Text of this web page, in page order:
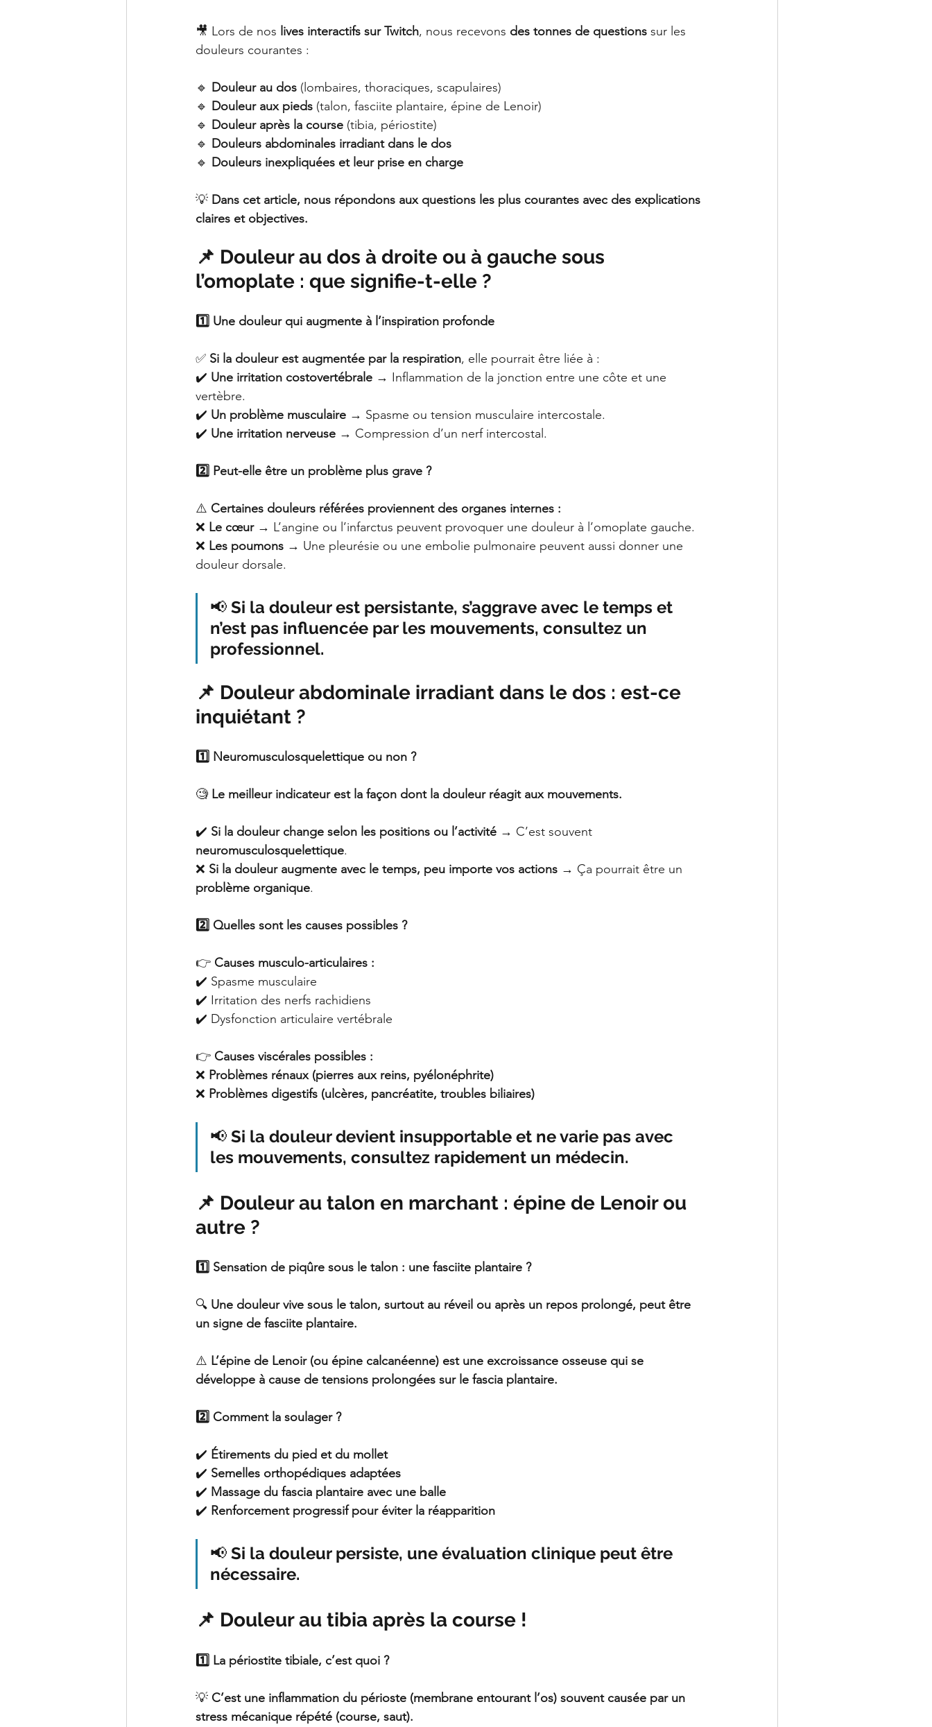
🎥 Lors de nos lives interactifs sur Twitch, nous recevons des tonnes de questions sur les
douleurs courantes :
🔹 Douleur au dos (lombaires, thoraciques, scapulaires)
🔹 Douleur aux pieds (talon, fasciite plantaire, épine de Lenoir)
🔹 Douleur après la course (tibia, périostite)
🔹 Douleurs abdominales irradiant dans le dos
🔹 Douleurs inexpliquées et leur prise en charge
💡 Dans cet article, nous répondons aux questions les plus courantes avec des explications
claires et objectives.
📌 Douleur au dos à droite ou à gauche sous
l’omoplate : que signifie-t-elle ?
1️⃣ Une douleur qui augmente à l’inspiration profonde
✅ Si la douleur est augmentée par la respiration, elle pourrait être liée à :
✔️ Une irritation costovertébrale → Inflammation de la jonction entre une côte et une
vertèbre.
✔️ Un problème musculaire → Spasme ou tension musculaire intercostale.
✔️ Une irritation nerveuse → Compression d’un nerf intercostal.
2️⃣ Peut-elle être un problème plus grave ?
⚠️ Certaines douleurs référées proviennent des organes internes :
❌ Le cœur → L’angine ou l’infarctus peuvent provoquer une douleur à l’omoplate gauche.
❌ Les poumons → Une pleurésie ou une embolie pulmonaire peuvent aussi donner une
douleur dorsale.
📢 Si la douleur est persistante, s’aggrave avec le temps et
n’est pas influencée par les mouvements, consultez un
professionnel.
📌 Douleur abdominale irradiant dans le dos : est-ce
inquiétant ?
1️⃣ Neuromusculosquelettique ou non ?
🧐 Le meilleur indicateur est la façon dont la douleur réagit aux mouvements.
✔️ Si la douleur change selon les positions ou l’activité → C’est souvent
neuromusculosquelettique.
❌ Si la douleur augmente avec le temps, peu importe vos actions → Ça pourrait être un
problème organique.
2️⃣ Quelles sont les causes possibles ?
👉 Causes musculo-articulaires :
✔️ Spasme musculaire
✔️ Irritation des nerfs rachidiens
✔️ Dysfonction articulaire vertébrale
👉 Causes viscérales possibles :
❌ Problèmes rénaux (pierres aux reins, pyélonéphrite)
❌ Problèmes digestifs (ulcères, pancréatite, troubles biliaires)
📢 Si la douleur devient insupportable et ne varie pas avec
les mouvements, consultez rapidement un médecin.
📌 Douleur au talon en marchant : épine de Lenoir ou
autre ?
1️⃣ Sensation de piqûre sous le talon : une fasciite plantaire ?
🔍 Une douleur vive sous le talon, surtout au réveil ou après un repos prolongé, peut être
un signe de fasciite plantaire.
⚠️ L’épine de Lenoir (ou épine calcanéenne) est une excroissance osseuse qui se
développe à cause de tensions prolongées sur le fascia plantaire.
2️⃣ Comment la soulager ?
✔️ Étirements du pied et du mollet
✔️ Semelles orthopédiques adaptées
✔️ Massage du fascia plantaire avec une balle
✔️ Renforcement progressif pour éviter la réapparition
📢 Si la douleur persiste, une évaluation clinique peut être
nécessaire.
📌 Douleur au tibia après la course !
1️⃣ La périostite tibiale, c’est quoi ?
💡 C’est une inflammation du périoste (membrane entourant l’os) souvent causée par un
stress mécanique répété (course, saut).